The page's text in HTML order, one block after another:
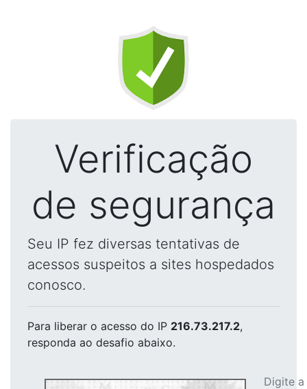
Verificação
de segurança
Seu IP fez diversas tentativas de
acessos suspeitos a sites hospedados
conosco.
Para liberar o acesso do IP 216.73.217.2,
responda ao desafio abaixo.
Digite